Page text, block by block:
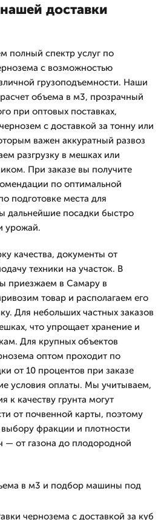
доставки
полный спектр услуг по
с возможностью
грузоподъемности. Наши
объема в м3, прозрачный
при оптовых поставках,
с доставкой за тонну или
важен аккуратный развоз
разгрузку в мешках или
При заказе вы получите
по оптимальной
подготовке места для
дальнейшие посадки быстро
урожай.
качества, документы от
техники на участок. В
приезжаем в Самару в
товар и располагаем его
Для небольших частных заказов
что упрощает хранение и
Для крупных объектов
оптом проходит по
от 10 процентов при заказе
условия оплаты. Мы учитываем,
к качеству грунта могут
от почвенной карты, поэтому
фракции и плотности
— от газона до плодородной
в м3 и подбор машины под
чернозема с доставкой за куб